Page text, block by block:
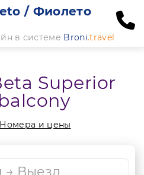
/ Фиолето
в системе Broni.travel
Superior
Номера и цены